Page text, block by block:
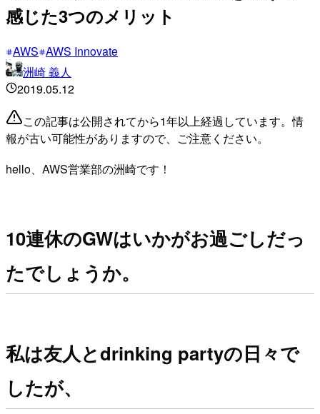
感じた3つのメリット
AWS AWS Innovate
洲崎 義人
2019.05.12
この記事は公開されてから1年以上経過しています。情
報が古い可能性がありますので、ご注意ください。
hello、AWS営業部の洲崎です！
10連休のGWはいかがお過ごしだっ
たでしょうか。
私は友人とdrinking partyの日々で
したが、